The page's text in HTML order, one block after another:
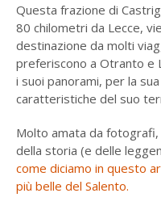
Questa frazione di
80 chilometri da Lecce,
destinazione da molti
preferiscono a Otranto e
i suoi panorami, per la
caratteristiche del suo
Molto amata da fotografi,
della storia (e delle
come diciamo in questo
più belle del Salento.